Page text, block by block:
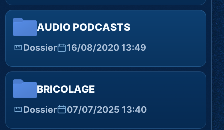
AUDIO PODCASTS
Dossier 16/08/2020 13:49
BRICOLAGE
Dossier 07/07/2025 13:40